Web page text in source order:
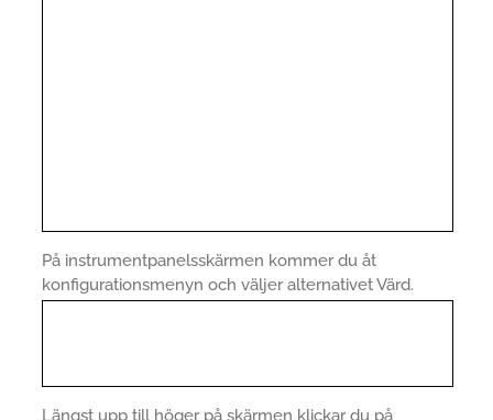
På instrumentpanelsskärmen kommer du åt
konfigurationsmenyn och väljer alternativet Värd.
Längst upp till höger på skärmen klickar du på